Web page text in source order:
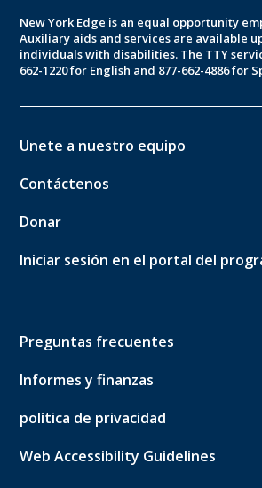
New York Edge is an equal opportunity
Auxiliary aids and services are available
individuals with disabilities. The TTY
662-1220 for English and 877-662-4886 for
Unete a nuestro equipo
Contáctenos
Donar
Iniciar sesión en el portal del
Preguntas frecuentes
Informes y finanzas
política de privacidad
Web Accessibility Guidelines